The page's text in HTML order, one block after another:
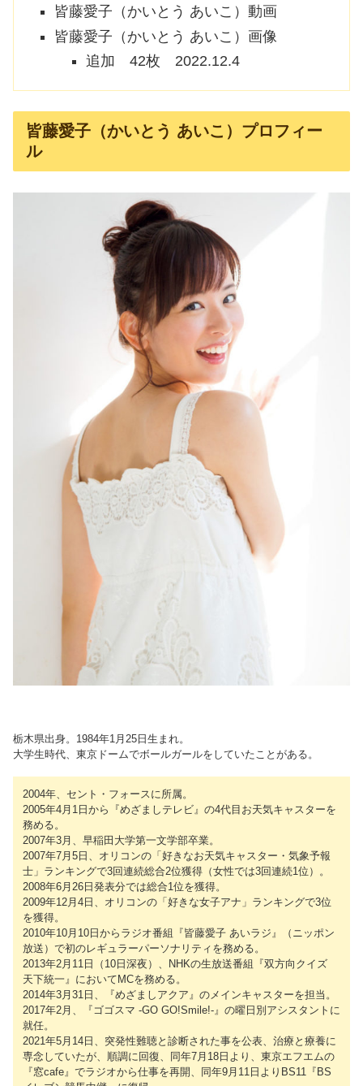
皆藤愛子（かいとう あいこ）動画
皆藤愛子（かいとう あいこ）画像
追加 42枚 2022.12.4
皆藤愛子（かいとう あいこ）プロフィー
ル
栃木県出身。1984年1月25日生まれ。
大学生時代、東京ドームでボールガールをしていたことがある。
2004年、セント・フォースに所属。
2005年4月1日から『めざましテレビ』の4代目お天気キャスターを
務める。
2007年3月、早稲田大学第一文学部卒業。
2007年7月5日、オリコンの「好きなお天気キャスター・気象予報
士」ランキングで3回連続総合2位獲得（女性では3回連続1位）。
2008年6月26日発表分では総合1位を獲得。
2009年12月4日、オリコンの「好きな女子アナ」ランキングで3位
を獲得。
2010年10月10日からラジオ番組『皆藤愛子 あいラジ』（ニッポン
放送）で初のレギュラーパーソナリティを務める。
2013年2月11日（10日深夜）、NHKの生放送番組『双方向クイズ
天下統一』においてMCを務める。
2014年3月31日、『めざましアクア』のメインキャスターを担当。
2017年2月、『ゴゴスマ -GO GO!Smile!-』の曜日別アシスタントに
就任。
2021年5月14日、突発性難聴と診断された事を公表、治療と療養に
専念していたが、順調に回復、同年7月18日より、東京エフエムの
『窓cafe』でラジオから仕事を再開、同年9月11日よりBS11『BS